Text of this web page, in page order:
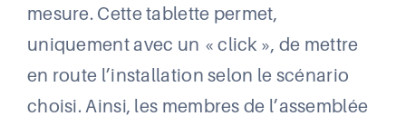
mesure. Cette tablette permet,
uniquement avec un « click », de mettre
en route l’installation selon le scénario
choisi. Ainsi, les membres de l’assemblée